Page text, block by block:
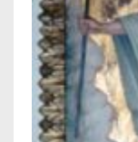
IKONEN, EEN
OVER DE
LEXIKON